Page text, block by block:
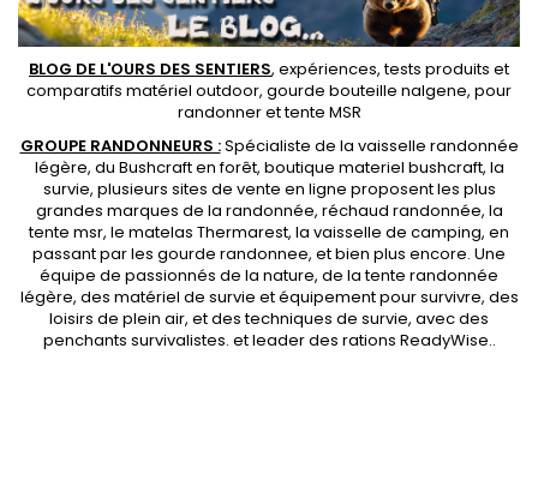
BLOG DE L'OURS DES SENTIERS, expériences, tests produits et
comparatifs matériel outdoor, gourde bouteille nalgene, pour
randonner ettente MSR
GROUPE RANDONNEURS :Spécialiste de la vaisselle randonnée
légère, du Bushcraft en forêt, boutique materiel bushcraft, la
survie, plusieurs sites de vente en ligne proposent les plus
grandes marques de la randonnée, réchaud randonnée, la
tente msr, le matelas Thermarest, la vaisselle de camping, en
passant par les gourde randonnee, et bien plus encore. Une
équipe de passionnés de la nature, de latente randonnée
légère, des matériel de survie et équipement pour survivre, des
loisirs de plein air, et des techniques de survie, avec des
penchants survivalistes. et leader des rations ReadyWise..